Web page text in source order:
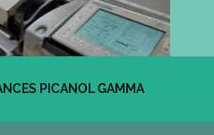
PICANOL GAMMA